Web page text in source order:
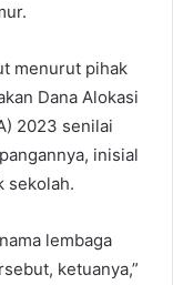
menurut pihak
Dana Alokasi
2023 senilai
inisial
sekolah.
lembaga
ketuanya,”